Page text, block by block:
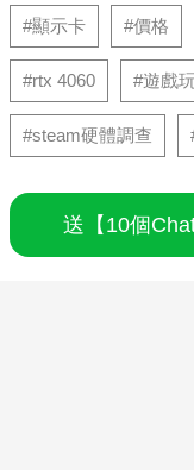
#顯示卡 #價格
#rtx 4060 #遊戲
#steam硬體調查
送【10個